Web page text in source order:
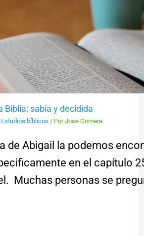
Biblia: sabía y decidida
Estudios bíblicos / PorJose Gomera
de Abigail la podemos
en el capítulo
Muchas personas se